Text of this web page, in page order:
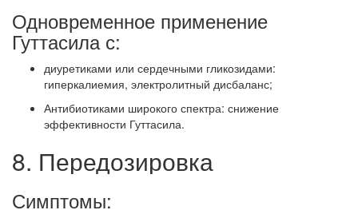
Одновременное применение
Гуттасила с:
диуретиками или сердечными гликозидами:
гиперкалиемия, электролитный дисбаланс;
Антибиотиками широкого спектра: снижение
эффективности Гуттасила.
8. Передозировка
Симптомы: